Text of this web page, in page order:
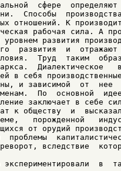
сфере  определяют
Способы
отношений. К
рабочая сила. А
развития
развития  и  отражают
Труд  таким
Диалектическое
в себя
и зависимой  от  нее
По  основной
заключает в себе
к обществу  и
порожденной
от орудий
вследствие
в